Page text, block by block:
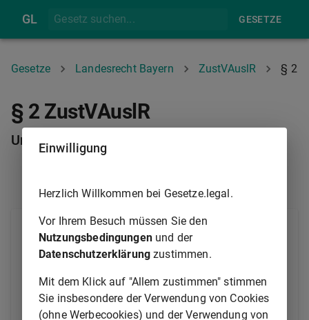
GL GESETZE
Gesetze Landesrecht Bayern ZustVAuslR § 2
§ 2 ZustVAuslR
Untere Ausländerbehörden
Der Vollzug des Aufenthaltsgesetzes (AufenthG)
und ausländerrechtlicher Bestimmungen in anderen
Gesetzen (Ausländerrecht) obliegt den
Kreisverwaltungsbehörden, soweit nicht nach den
§§ 3 bis 6 die Zuständigkeit einer anderen
Ausländerbehörde gegeben ist.
Einwilligung
Herzlich Willkommen bei Gesetze.legal.
Vor Ihrem Besuch müssen Sie den
Nutzungsbedingungenund der
Datenschutzerklärung zustimmen.
Mit dem Klick auf "Allem zustimmen" stimmen
Sie insbesondere der Verwendung von Cookies
(ohne Werbecookies) und der Verwendung von